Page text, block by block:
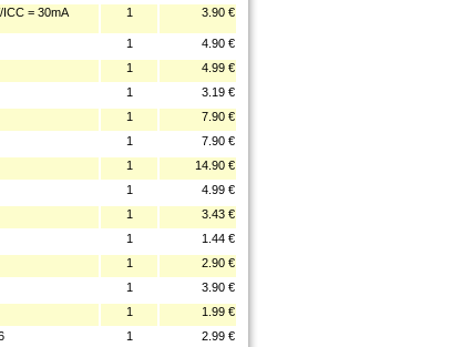
= 30mA
1 3.90 €
1
4.90 €
1
4.99 €
1
3.19 €
1
7.90 €
1
7.90 €
1
14.90 €
1
4.99 €
1
3.43 €
1
1.44 €
1
2.90 €
1
3.90 €
1
1.99 €
1
2.99 €